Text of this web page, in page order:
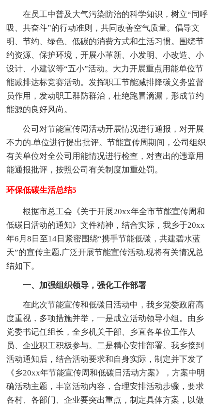
在员工中普及大气污染防治的科学知识，树立“同呼
吸、共奋斗”的行动准则，共同改善空气质量。倡导文
明、节约、绿色、低碳的消费方式和生活习惯。围绕节
约资源、保护环境，开展小革新、小发明、小改造、小
设计、小建议等“五小”活动。大力开展重点用能单位节
能减排达标竞赛活动。发挥职工节能减排降碳义务监督
员作用，发动职工群防群治，杜绝跑冒滴漏，形成节约
能源的良好风尚。
公司对节能宣传周活动开展情况进行通报，对开展
不力的.单位进行提出批评。节能宣传周期间，公司组织
有关单位对全公司用能情况进行检查，对查出的违章用
能通报批评，按照公司有关制度加重处罚。
环保低碳生活总结5
根据市总工会《关于开展20xx年全市节能宣传周和
低碳日活动的通知》文件精神，结合实际，我乡于20xx
年6月8日至14日紧密围绕“携手节能低碳，共建碧水蓝
天”的宣传主题,广泛开展节能宣传活动,现将有关情况总
结如下。
一、加强组织领导，强化工作部署
在此次节能宣传和低碳日活动中，我乡党委政府高
度重视，多项措施并举，一是成立活动领导小组。由乡
党委书记任组长，全乡机关干部、乡直各单位工作人
员、企业职工积极参与。二是精心安排部署。我乡接到
活动通知后，结合活动要求和自身实际，制定并下发了
《乡20xx年节能宣传周和低碳日活动方案》，方案中明
确活动主题，丰富活动内容，合理安排活动步骤，要求
各村、各部门、企业要突出重点，制定具体方案，以做